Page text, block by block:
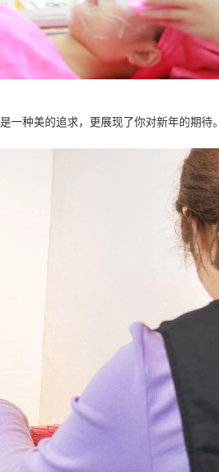
一种美的追求，更展现了你对新年的期待。